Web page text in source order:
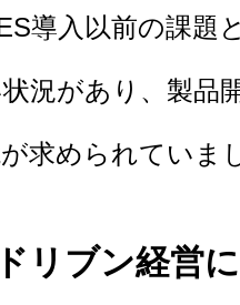
導入以前の課題
況があり、製品
求められていま
リブン経営